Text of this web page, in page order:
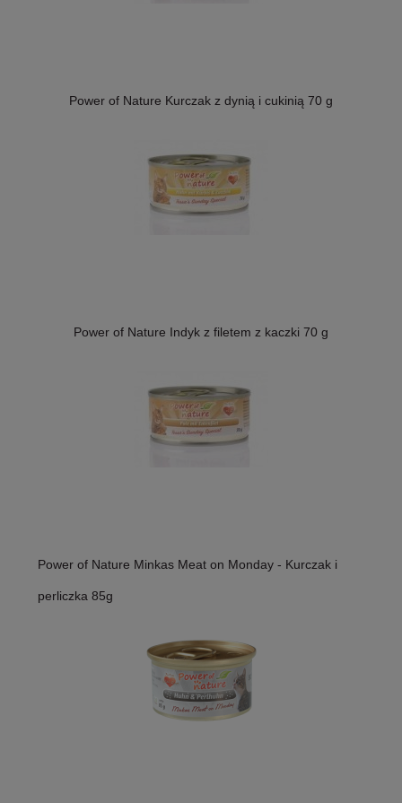
Power of Nature Kurczak z dynią i cukinią 70 g
Power of Nature Indyk z filetem z kaczki 70 g
Power of Nature Minkas Meat on Monday - Kurczak i
perliczka 85g